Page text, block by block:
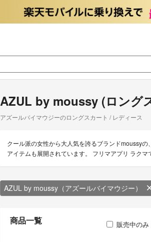
AZUL by moussy (ロング
アズールバイマウジーのロングスカート / レディース
クール派の女性から大人気を誇るブランドmoussy
アイテムも展開されています。 フリマアプリ ラク
AZUL by moussy（アズールバイマウジー）
商品一覧 販売中のみ